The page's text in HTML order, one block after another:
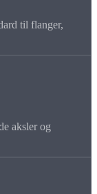
til flanger,
aksler og